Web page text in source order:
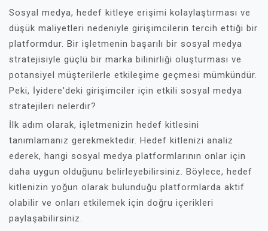
Sosyal medya, hedef kitleye erişimi kolaylaştırması ve
düşük maliyetleri nedeniyle girişimcilerin tercih ettiği bir
platformdur. Bir işletmenin başarılı bir sosyal medya
stratejisiyle güçlü bir marka bilinirliği oluşturması ve
potansiyel müşterilerle etkileşime geçmesi mümkündür.
Peki, İyidere'deki girişimciler için etkili sosyal medya
stratejileri nelerdir?
İlk adım olarak, işletmenizin hedef kitlesini
tanımlamanız gerekmektedir. Hedef kitlenizi analiz
ederek, hangi sosyal medya platformlarının onlar için
daha uygun olduğunu belirleyebilirsiniz. Böylece, hedef
kitlenizin yoğun olarak bulunduğu platformlarda aktif
olabilir ve onları etkilemek için doğru içerikleri
paylaşabilirsiniz.